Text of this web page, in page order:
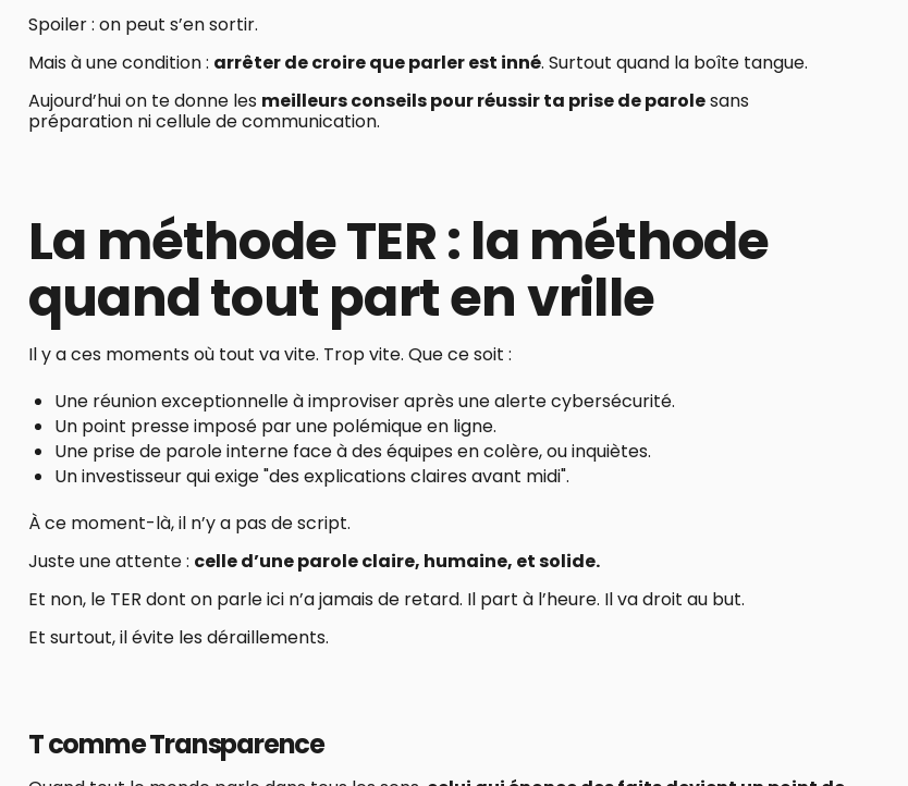
Spoiler : on peut s’en sortir.
Mais à une condition : arrêter de croire que parler est inné. Surtout quand la boîte tangue.
Aujourd’hui on te donne les meilleurs conseils pour réussir ta prise de parolesans
préparation ni cellule de communication.
La méthode TER : la méthode
quand tout part en vrille
Il y a ces moments où tout va vite. Trop vite. Que ce soit :
Une réunion exceptionnelle à improviser après une alerte cybersécurité.
Un point presse imposé par une polémique en ligne.
Une prise de parole interne face à des équipes en colère, ou inquiètes.
Un investisseur qui exige "des explications claires avant midi".
À ce moment-là, il n’y a pas de script.
Juste une attente : celle d’une parole claire, humaine, et solide.
Et non, le TER dont on parle ici n’a jamais de retard. Il part à l’heure. Il va droit au but.
Et surtout, il évite les déraillements.
T comme Transparence